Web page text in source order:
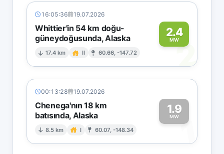
16:05:36 19.07.2026
Whittier'in 54 km doğu-
güneydoğusunda, Alaska
17.4 km II 60.66, -147.72
2.4
MW2
00:13:28 19.07.2026
Chenega'nın 18 km
batısında, Alaska
8.5 km I 60.07, -148.34
1.9
MW1